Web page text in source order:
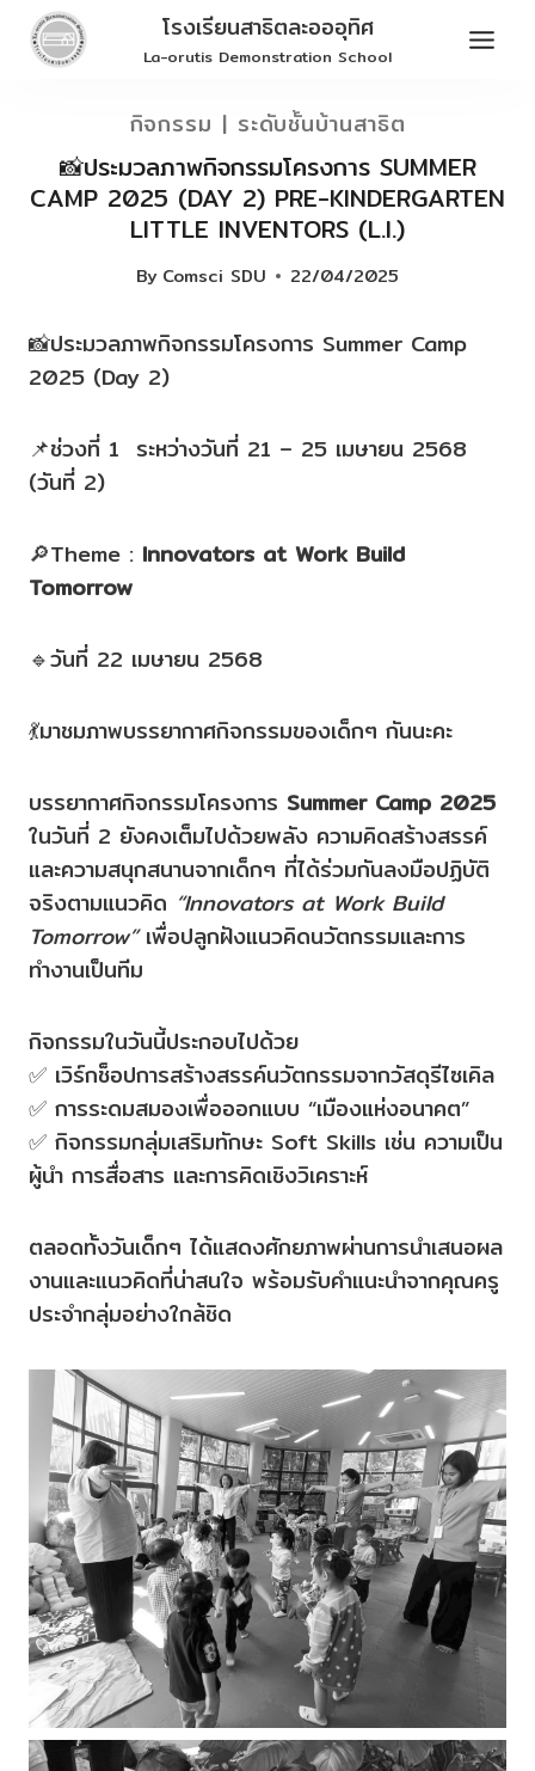
Skip
โรงเรียนสาธิตละอออุทิศ
La-orutis Demonstration School
กิจกรรม | ระดับชั้นบ้านสาธิต
📸ประมวลภาพกิจกรรมโครงการ SUMMER
CAMP 2025 (DAY 2) PRE-KINDERGARTEN
LITTLE INVENTORS (L.I.)
By Comsci SDU 22/04/2025
📸ประมวลภาพกิจกรรมโครงการ Summer Camp
2025 (Day 2)
📌ช่วงที่ 1 ระหว่างวันที่ 21 – 25 เมษายน 2568
(วันที่ 2)
🔎Theme : Innovators at Work Build
Tomorrow
🔹วันที่ 22 เมษายน 2568
💃มาชมภาพบรรยากาศกิจกรรมของเด็กๆ กันนะคะ
บรรยากาศกิจกรรมโครงการ Summer Camp 2025
ในวันที่ 2 ยังคงเต็มไปด้วยพลัง ความคิดสร้างสรรค์
และความสนุกสนานจากเด็กๆ ที่ได้ร่วมกันลงมือปฏิบัติ
จริงตามแนวคิด “Innovators at Work Build
Tomorrow”เพื่อปลูกฝังแนวคิดนวัตกรรมและการ
ทำงานเป็นทีม
กิจกรรมในวันนี้ประกอบไปด้วย
✅ เวิร์กช็อปการสร้างสรรค์นวัตกรรมจากวัสดุรีไซเคิล
✅ การระดมสมองเพื่อออกแบบ “เมืองแห่งอนาคต”
✅ กิจกรรมกลุ่มเสริมทักษะ Soft Skills เช่น ความเป็น
ผู้นำ การสื่อสาร และการคิดเชิงวิเคราะห์
ตลอดทั้งวันเด็กๆ ได้แสดงศักยภาพผ่านการนำเสนอผล
งานและแนวคิดที่น่าสนใจ พร้อมรับคำแนะนำจากคุณครู
ประจำกลุ่มอย่างใกล้ชิด